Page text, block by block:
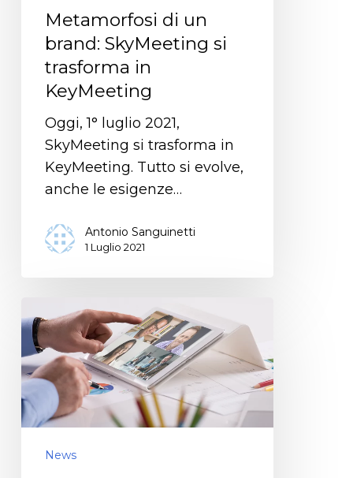
Metamorfosi di un
brand: SkyMeeting si
trasforma in
KeyMeeting
Oggi, 1° luglio 2021,
SkyMeeting si trasforma in
KeyMeeting. Tutto si evolve,
anche le esigenze…
Antonio Sanguinetti
1 Luglio 2021
News